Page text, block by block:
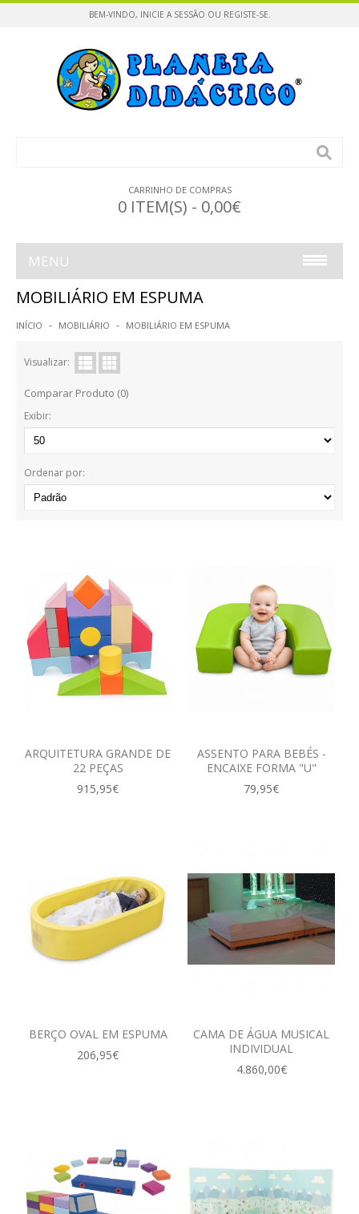
BEM-VINDO, INICIE A SESSÃO OU REGISTE-SE.
CARRINHO DE COMPRAS
0 ITEM(S) - 0,00€
MENU
INFÂNCIA
CONSTRUÇÕES / PUZZLES
EMOÇÕES / VALORES
LINGUAGEM / ESCRITA
MATEMÁTICA
FAZ DE CONTA
COZINHAS / ACESSÓRIOS / ...
BONECAS / CASAS / ...
GARAGENS / CARROS / ...
MALAS DE VIAGEM
CADEIRAS, BANCOS ...
ARRUMAÇÃO, ORGANIZAÇÃO...
EXPRESSÃO FÍSICA / ARTÍSTICA
PACKS / LIVROS
LIVROS
MOBILIÁRIO EM ESPUMA
INÍCIO MOBILIÁRIO MOBILIÁRIO EM ESPUMA
Visualizar:
Comparar Produto (0)
Exibir:
Ordenar por:
ARQUITETURA GRANDE DE
22 PEÇAS
915,95€
ASSENTO PARA BEBÉS -
ENCAIXE FORMA "U"
79,95€
BERÇO OVAL EM ESPUMA
206,95€
CAMA DE ÁGUA MUSICAL
INDIVIDUAL
4.860,00€